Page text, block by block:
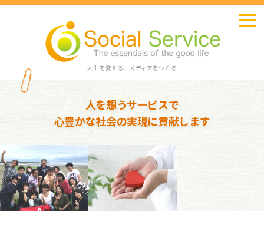
人生を変える、メディアをつくる
人を想うサービスで
心豊かな社会の実現に貢献します